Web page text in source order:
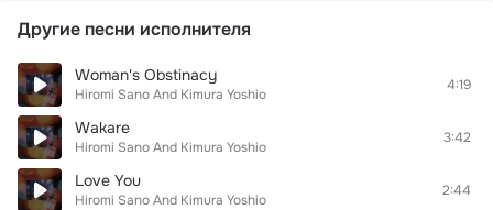
Другие песни исполнителя
Woman's Obstinacy
Hiromi Sano And Kimura Yoshio
4:19
Wakare
Hiromi Sano And Kimura Yoshio
3:42
Love You
Hiromi Sano And Kimura Yoshio
2:44